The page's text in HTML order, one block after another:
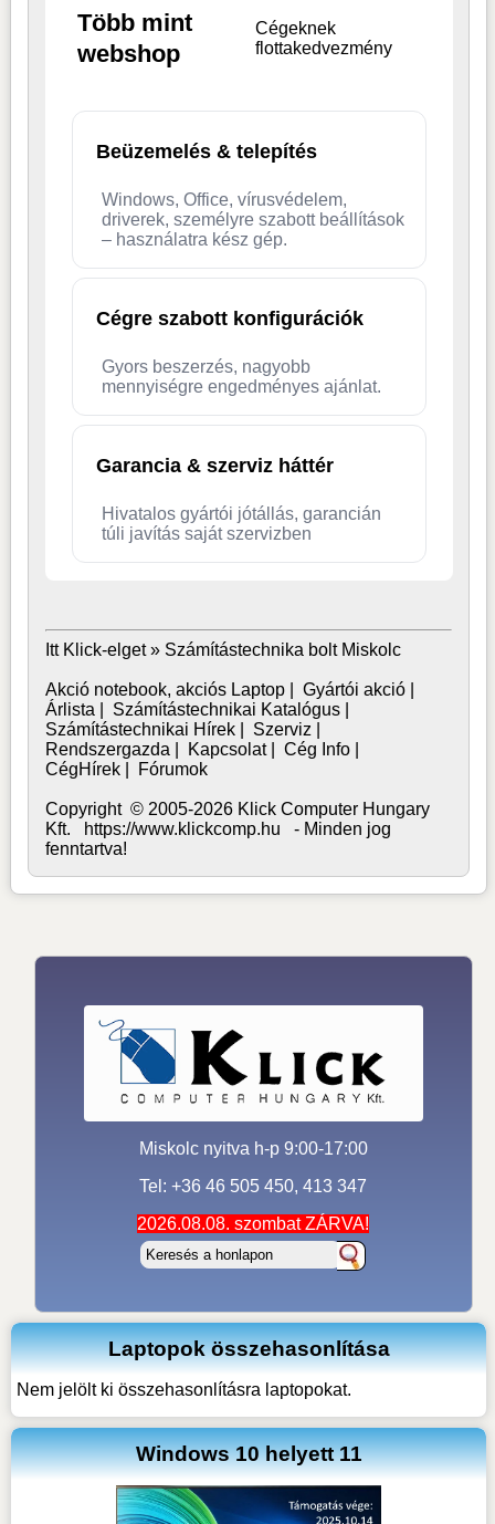
Több mint
webshop
Cégeknek
flottakedvezmény
Beüzemelés & telepítés
Windows, Office, vírusvédelem,
driverek, személyre szabott beállítások
– használatra kész gép.
Cégre szabott konfigurációk
Gyors beszerzés, nagyobb
mennyiségre engedményes ajánlat.
Garancia & szerviz háttér
Hivatalos gyártói jótállás, garancián
túli javítás saját szervizben
Itt Klick-elget » Számítástechnika bolt Miskolc
Akció notebook, akciós Laptop| Gyártói akció|
Árlista
Számítástechnikai Katalógus|
Számítástechnikai Hírek| Szerviz
Rendszergazda
Kapcsolat| Cég Info|
CégHírek| Fórumok
Copyright © 2005-2026 Klick Computer Hungary
Kft. https://www.klickcomp.hu - Minden jog
fenntartva!
Miskolc nyitva h-p 9:00-17:00
Tel: +36 46 505 450, 413 347
2026.08.08. szombat ZÁRVA!
Laptopok összehasonlítása
Nem jelölt ki összehasonlításra laptopokat.
Windows 10 helyett 11